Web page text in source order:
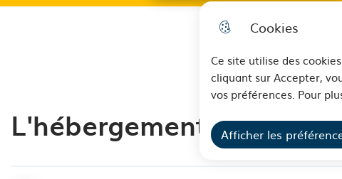
Cookies
Ce site utilise des
cliquant sur Accepter,
vos préférences. Pour
Afficher les
L'hébergement